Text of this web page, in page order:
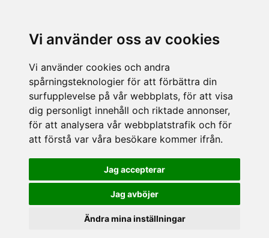
Vi använder oss av cookies
Vi använder cookies och andra
spårningsteknologier för att förbättra din
surfupplevelse på vår webbplats, för att visa
dig personligt innehåll och riktade annonser,
för att analysera vår webbplatstrafik och för
att förstå var våra besökare kommer ifrån.
Jag accepterar
Jag avböjer
Ändra mina inställningar